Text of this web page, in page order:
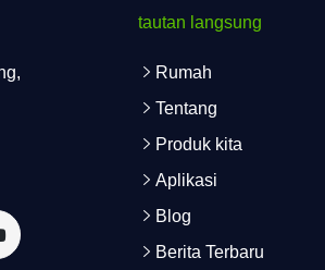
tautan langsung
Rumah
Tentang
Produk kita
Aplikasi
Blog
Berita Terbaru